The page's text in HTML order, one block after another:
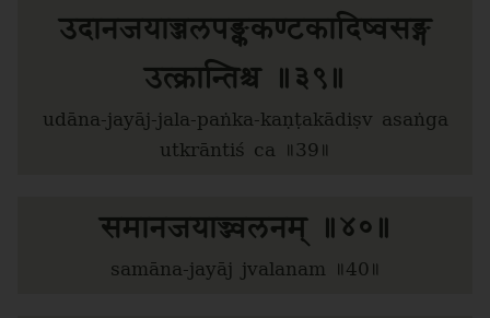
उदानजयाज्जलपङ्ककण्टकादिष्वसङ्ग
उत्क्रान्तिश्च ॥३९॥
udāna-jayāj-jala-paṅka-kaṇṭakādiṣv asaṅga
utkrāntiś ca ॥39॥
समानजयाज्ज्वलनम् ॥४०॥
samāna-jayāj jvalanam ॥40॥